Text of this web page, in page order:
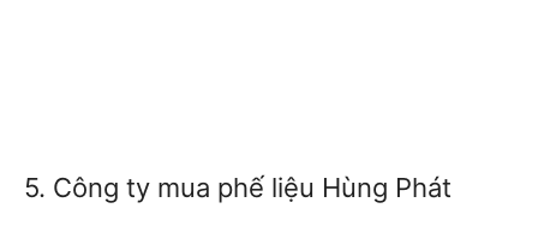
5. Công ty mua phế liệu Hùng Phát